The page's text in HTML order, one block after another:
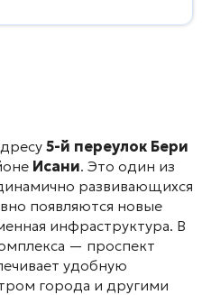
5-й переулок Бери
Исани. Это один из
развивающихся
появляются новые
инфраструктура. В
— проспект
удобную
города и другими